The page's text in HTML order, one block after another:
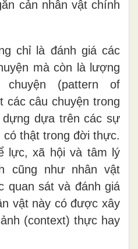
cản nhân vật chính
chỉ là đánh giá các
mà còn là lượng
(pattern of
các câu chuyện trong
dựa trên các sự
có thật trong đời thực.
lực, xã hội và tâm lý
cũng như nhân vật
quan sát và đánh giá
vật này có được xây
(context) thực hay